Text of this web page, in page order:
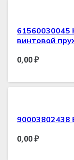
61560030045
винтовой
0,00₽
90003802438
0,00₽